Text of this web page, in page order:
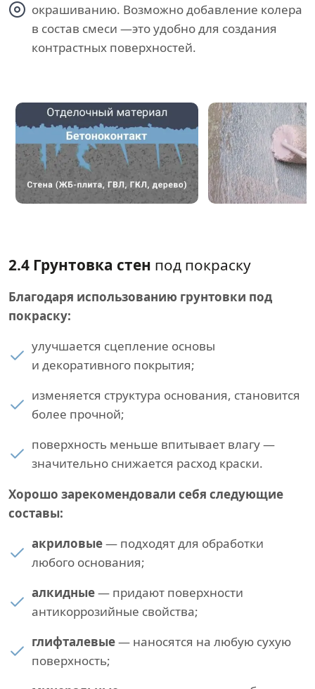
окрашиванию. Возможно добавление колера
в состав смеси —это удобно для создания
контрастных поверхностей.
2.4 Грунтовка стен под покраску
Благодаря использованию грунтовки под
покраску:
улучшается сцепление основы
и декоративного покрытия;
изменяется структура основания, становится
более прочной;
поверхность меньше впитывает влагу —
значительно снижается расход краски.
Хорошо зарекомендовали себя следующие
составы:
акриловые— подходят для обработки
любого основания;
алкидные— придают поверхности
антикоррозийные свойства;
глифталевые— наносятся на любую сухую
поверхность;